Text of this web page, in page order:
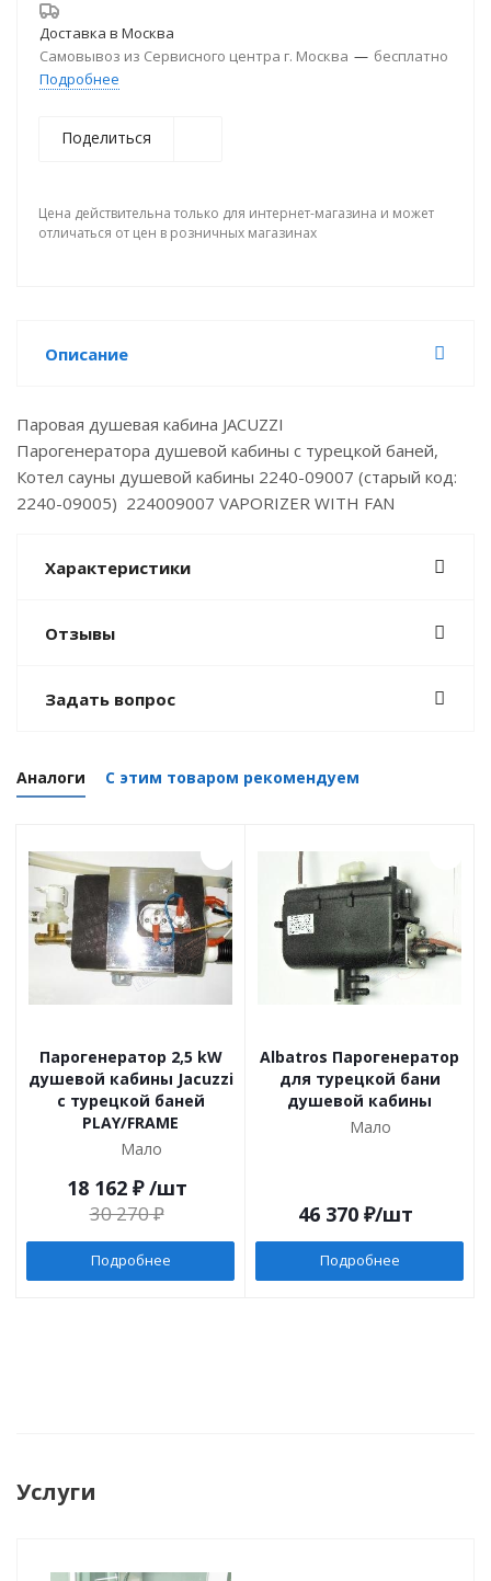
Доставка в Москва
Самовывоз из Сервисного центра г. Москва — бесплатно
Подробнее
Поделиться
Цена действительна только для интернет-магазина и может
отличаться от цен в розничных магазинах
Описание
Паровая душевая кабина JACUZZI
Парогенератора душевой кабины с турецкой баней,
Котел сауны душевой кабины 2240-09007 (старый код:
2240-09005) 224009007 VAPORIZER WITH FAN
Характеристики
Отзывы
Задать вопрос
Аналоги С этим товаром рекомендуем
Парогенератор 2,5 kW
душевой кабины Jacuzzi
с турецкой баней
PLAY/FRAME
Мало
18 162₽ /шт
30 270₽
Подробнее
Albatros Парогенератор
для турецкой бани
душевой кабины
Мало
46 370 ₽/шт
Подробнее
Услуги